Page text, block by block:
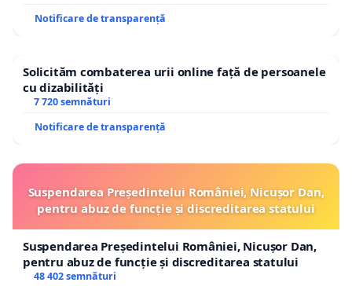
Notificare de transparență
Solicităm combaterea urii online față de persoanele
cu dizabilități
7 720 semnături
Notificare de transparență
Suspendarea Președintelui României, Nicușor Dan,
pentru abuz de funcție și discreditarea statului
Suspendarea Președintelui României, Nicușor Dan,
pentru abuz de funcție și discreditarea statului
48 402 semnături